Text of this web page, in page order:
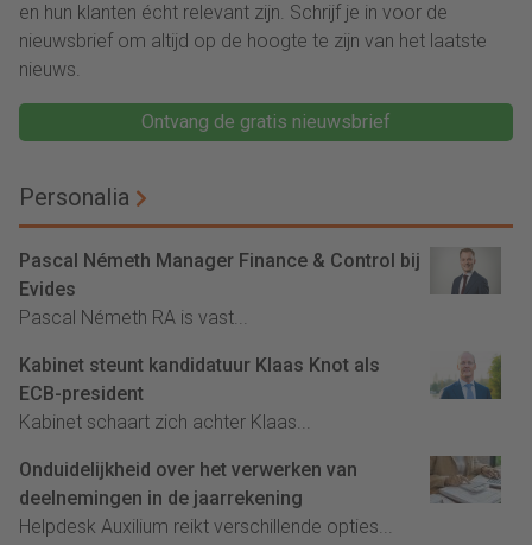
en hun klanten écht relevant zijn. Schrijf je in voor de
nieuwsbrief om altijd op de hoogte te zijn van het laatste
nieuws.
Ontvang de gratis nieuwsbrief
Personalia
Pascal Németh Manager Finance & Control bij
Evides
Pascal Németh RA is vast...
Kabinet steunt kandidatuur Klaas Knot als
ECB-president
Kabinet schaart zich achter Klaas...
Onduidelijkheid over het verwerken van
deelnemingen in de jaarrekening
Helpdesk Auxilium reikt verschillende opties...